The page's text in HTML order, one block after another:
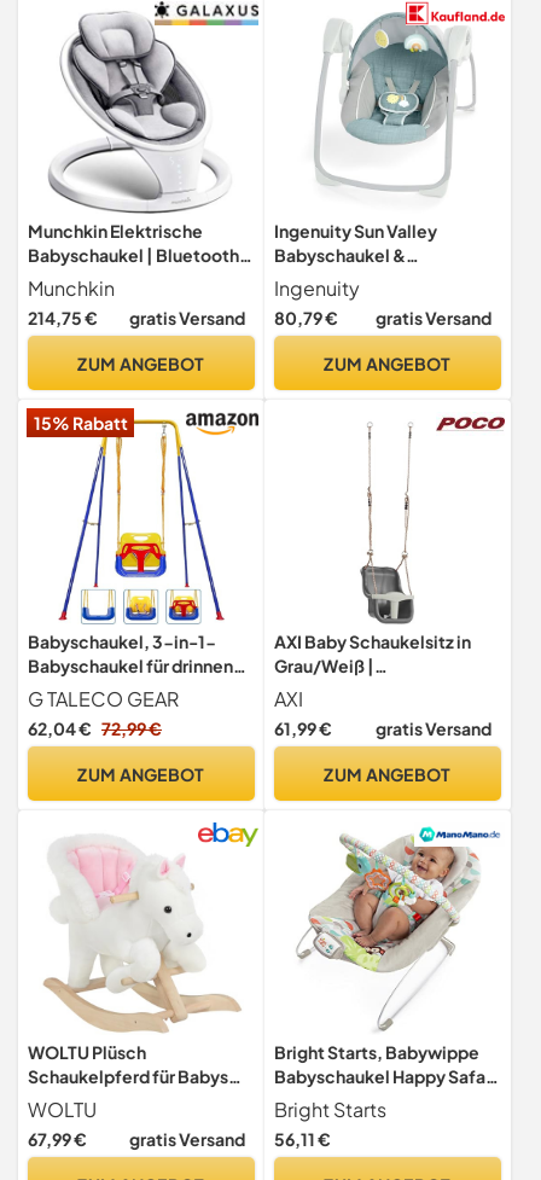
Munchkin Elektrische
Babyschaukel | Bluetooth-
fähige Babywippe &
Schaukelstuhl | Tragbarer
Schaukelstuhl mit sanfter
Geräuschen | Weiß
Munchkin
214,75 € gratis Versand
ZUM ANGEBOT
Ingenuity Sun Valley
Babyschaukel &
Babywippe mit
Sonnendach, 2 Spielzeuge,
2 Sitzpositionen, 0–9
Ingenuity
80,79 € gratis Versand
ZUM ANGEBOT
15% Rabatt
Babyschaukel, 3-in-1-
Babyschaukel für drinnen
und draußen mit Gestell,
Kinderschaukel mit
Metallständer,
draußen, geeignet für
Jahren
G TALECO GEAR
62,04 € 72,99 €
ZUM ANGEBOT
AXI Baby Schaukelsitz in
Grau/Weiß |
Babyschaukel/Schaukelsit
z für Kleinkinder ab 9
Monate
AXI
61,99 € gratis Versand
ZUM ANGEBOT
WOLTU Plüsch
Schaukelpferd für Babys
18-36 Monate, Weiß Rosa
WOLTU
67,99 € gratis Versand
Bright Starts, Babywippe
Babyschaukel Happy Safari
mit beruhigenden
Vibrationen & 7 Melodien,
abnehmbarer Kopfstütze
Bright Starts
56,11 €